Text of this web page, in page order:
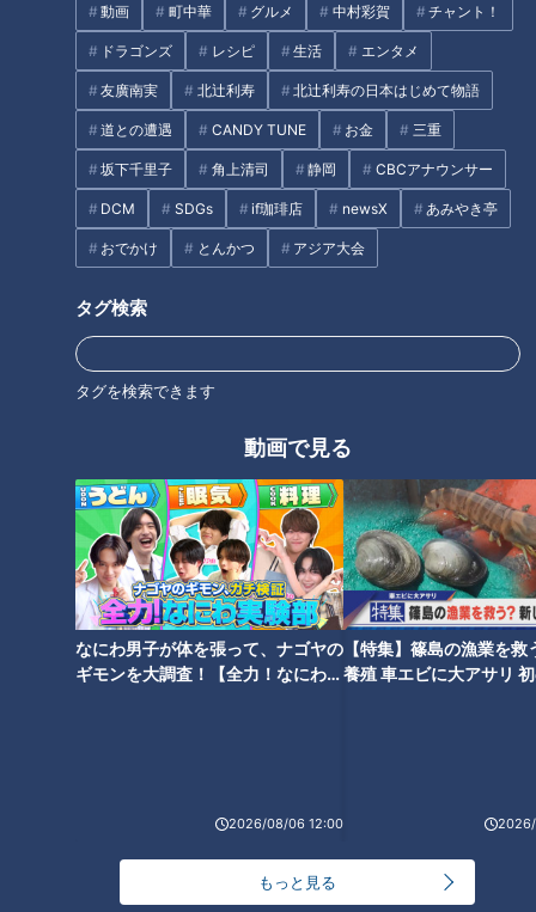
動画 町中華 グルメ 中村彩賀 チャント！
ドラゴンズ レシピ 生活 エンタメ
友廣南実 北辻利寿 北辻利寿の日本はじめて物語
道との遭遇 CANDY TUNE お金 三重
坂下千里子 角上清司 静岡 CBCアナウンサー
DCM SDGs if珈琲店 newsX あみやき亭
おでかけ とんかつ アジア大会
タグ検索
タグを検索できます
動画で見る
なにわ男子が体を張って、ナゴヤの
ギモンを大調査！【全力！なにわ実
2026/08/06 12:00
【特集】篠島の漁業を救
養殖 車エビに大アサリ
もっと見る
「newsX（クロス）」のサウン
ドロゴは出演していない、榊原
アナと光山アナが担当してい
た！？選ばれた意外な理由と
友廣アナの自転車旅｜知多半島
から渥美半島の先端へ！新シリ
ーズ始動 125kmの自転車旅！
【チャント！特集】
アナウンサー 夏目みな美 柳沢彩美 永岡歩
番組紹介
アナウンサー
カメラテスト企画
公式サイト
オススメ関連コンテンツ
アナ・中村彩賀アナが特技を披
川実桜アナ・瀧川幸樹アナ・友
廣南実アナ・中村彩賀アナの30
秒自己紹介